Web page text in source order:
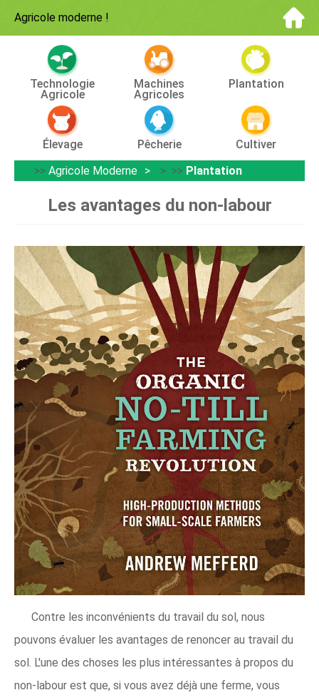
Agricole moderne !
Technologie
Agricole
Machines
Agricoles
Plantation
Élevage Pêcherie
Cultiver
>> Agricole Moderne > >> Plantation
Les avantages du non-labour
Contre les inconvénients du travail du sol, nous
pouvons évaluer les avantages de renoncer au travail du
sol. L'une des choses les plus intéressantes à propos du
non-labour est que, si vous avez déjà une ferme, vous